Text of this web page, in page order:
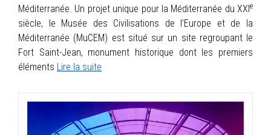
Méditerranée. Un projet unique pour la Méditerranée du XXIe
siècle, le Musée des Civilisations de l’Europe et de la
Méditerranée (MuCEM) est situé sur un site regroupant le
Fort Saint-Jean, monument historique dont les premiers
éléments Lire la suite